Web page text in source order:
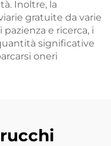
Inoltre, la
gratuite da varie
e ricerca, i
significative
oneri